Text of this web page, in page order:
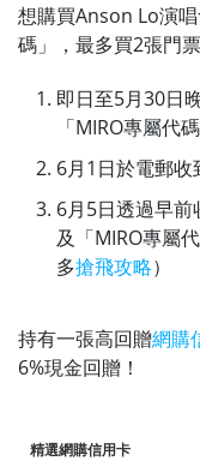
想購買Anson Lo演
碼」，最多買2張門
即日至5月30日
「MIRO專屬代碼
6月1日於電郵收
6月5日透過早
及「MIRO專屬
多搶飛攻略）
持有一張高回贈網購
6%現金回贈！
精選網購信用卡